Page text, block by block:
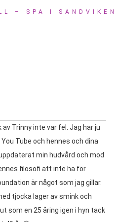
– SPA I SANDVIKEN
Trinny inte var fel. Jag har ju
Tube och hennes och dina
min hudvård och mod
filosofi att inte ha för
är något som jag gillar.
tjocka lager av smink och
som en 25 åring igen i hyn tack